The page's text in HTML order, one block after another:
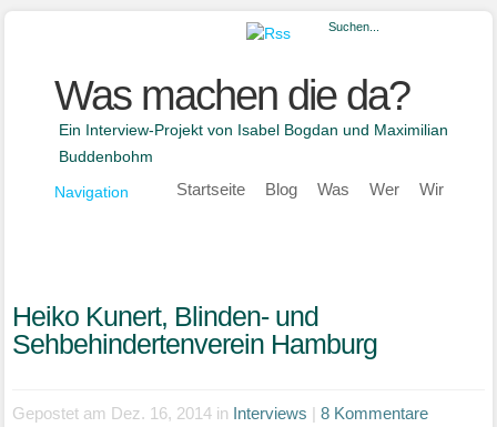
Was machen die da?
Ein Interview-Projekt von Isabel Bogdan und Maximilian
Buddenbohm
Navigation
Startseite Blog Was Wer Wir
Heiko Kunert, Blinden- und
Sehbehindertenverein Hamburg
Gepostet am Dez. 16, 2014 in Interviews |8 Kommentare